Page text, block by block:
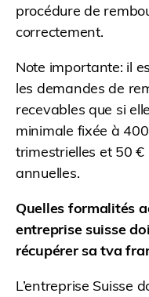
procédure de
correctement.
Note importante: il
les demandes de
recevables que si
minimale fixée à
trimestrielles et 50
annuelles.
Quelles formalités
entreprise suisse
récupérer sa tva
L’entreprise Suisse